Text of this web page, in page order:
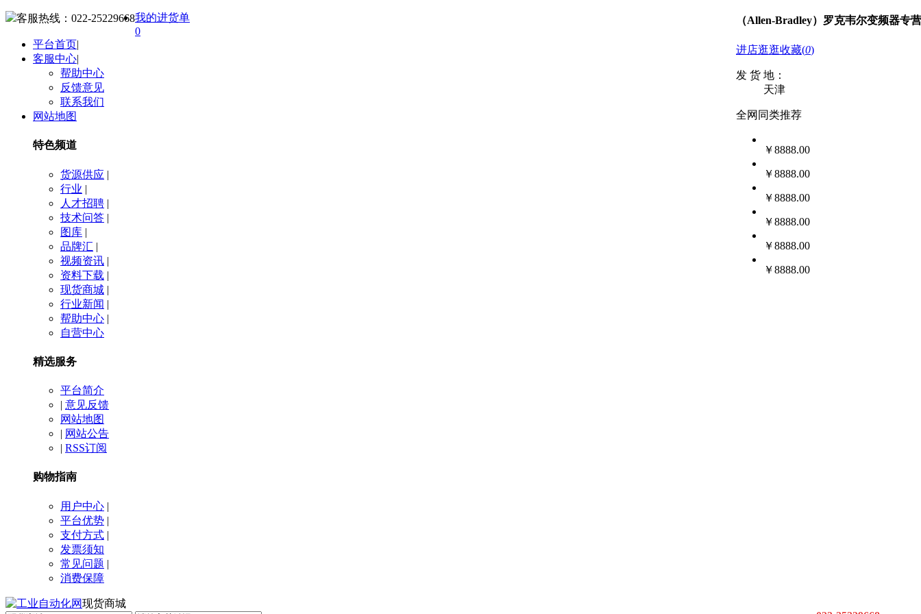
客服热线： 022-25229668我的进货单
0
平台首页|
客服中心|
帮助中心
反馈意见
联系我们
网站地图
特色频道
货源供应 |
行业 |
人才招聘 |
技术问答 |
图库 |
品牌汇 |
视频资讯 |
资料下载 |
现货商城 |
行业新闻 |
帮助中心 |
自营中心
精选服务
平台简介
| 意见反馈
网站地图
| 网站公告
| RSS订阅
购物指南
用户中心 |
平台优势 |
支付方式 |
发票须知
常见问题 |
消费保障
现货商城
（Allen-Bradley）罗克韦尔变频器专营
进店逛逛收藏(0)
发 货 地：
天津
全网同类推荐
￥8888.00
￥8888.00
￥8888.00
￥8888.00
￥8888.00
￥8888.00